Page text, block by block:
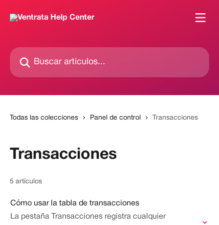
Buscar artículos...
Todas las colecciones Panel de control Transacciones
Transacciones
5 artículos
Cómo usar la tabla de transacciones
La pestaña Transacciones registra cualquier